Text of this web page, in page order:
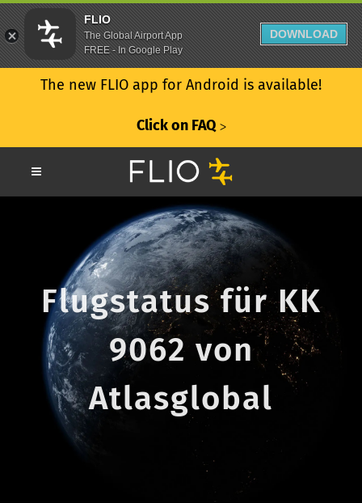
The new FLIO app for Android is available!
Click on FAQ ᐳ
Flugstatus für KK
9062 von
Atlasglobal
FLIO
The Global Airport App
FREE - In Google Play
DOWNLOAD